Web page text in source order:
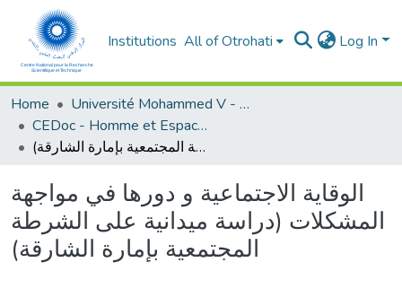
Institutions All of Otrohati Log In
Home
Université Mohammed V - Rabat
CEDoc - Homme et Espace dans le Monde Méditerranéen
الوقاية الاجتماعية و دورها في مواجهة المشكلات (دراسة ميدانية على الشرطة المجتمعية بإمارة الشارقة)
الوقاية الاجتماعية و دورها في مواجهة
المشكلات (دراسة ميدانية على الشرطة
المجتمعية بإمارة الشارقة)